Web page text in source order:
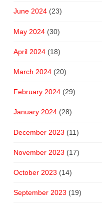
June 2024(23)
May 2024(30)
April 2024(18)
March 2024(20)
February 2024(29)
January 2024(28)
December 2023 (11)
November 2023 (17)
October 2023 (14)
September 2023 (19)